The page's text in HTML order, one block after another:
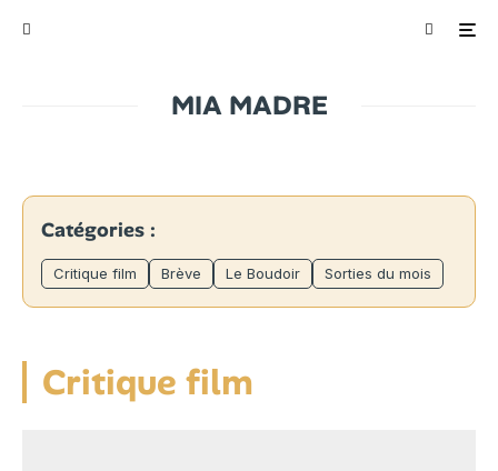
MIA MADRE
Catégories :
Critique film Brève Le Boudoir Sorties du mois
Critique film